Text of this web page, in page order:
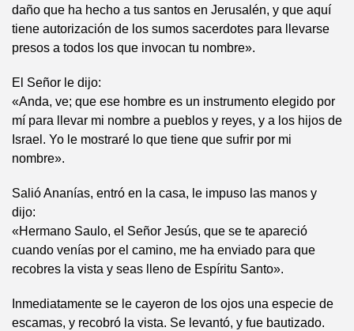
daño que ha hecho a tus santos en Jerusalén, y que aquí
tiene autorización de los sumos sacerdotes para llevarse
presos a todos los que invocan tu nombre».
El Señor le dijo:
«Anda, ve; que ese hombre es un instrumento elegido por
mí para llevar mi nombre a pueblos y reyes, y a los hijos de
Israel. Yo le mostraré lo que tiene que sufrir por mi
nombre».
Salió Ananías, entró en la casa, le impuso las manos y
dijo:
«Hermano Saulo, el Señor Jesús, que se te apareció
cuando venías por el camino, me ha enviado para que
recobres la vista y seas lleno de Espíritu Santo».
Inmediatamente se le cayeron de los ojos una especie de
escamas, y recobró la vista. Se levantó, y fue bautizado.